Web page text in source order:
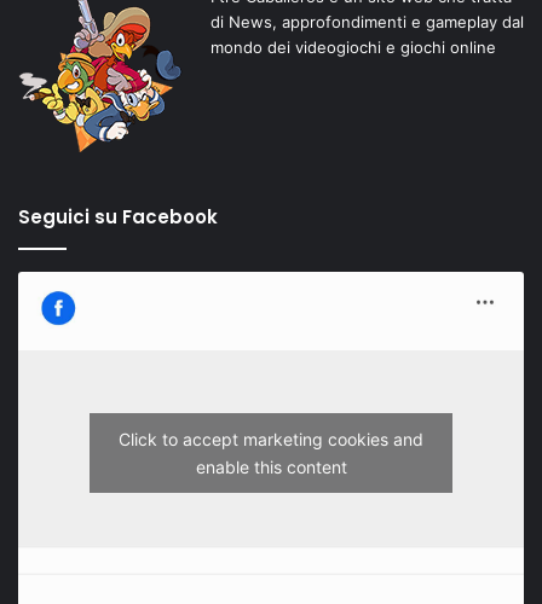
di News, approfondimenti e gameplay dal
mondo dei videogiochi e giochi online
Seguici su Facebook
Click to accept marketing cookies and
enable this content